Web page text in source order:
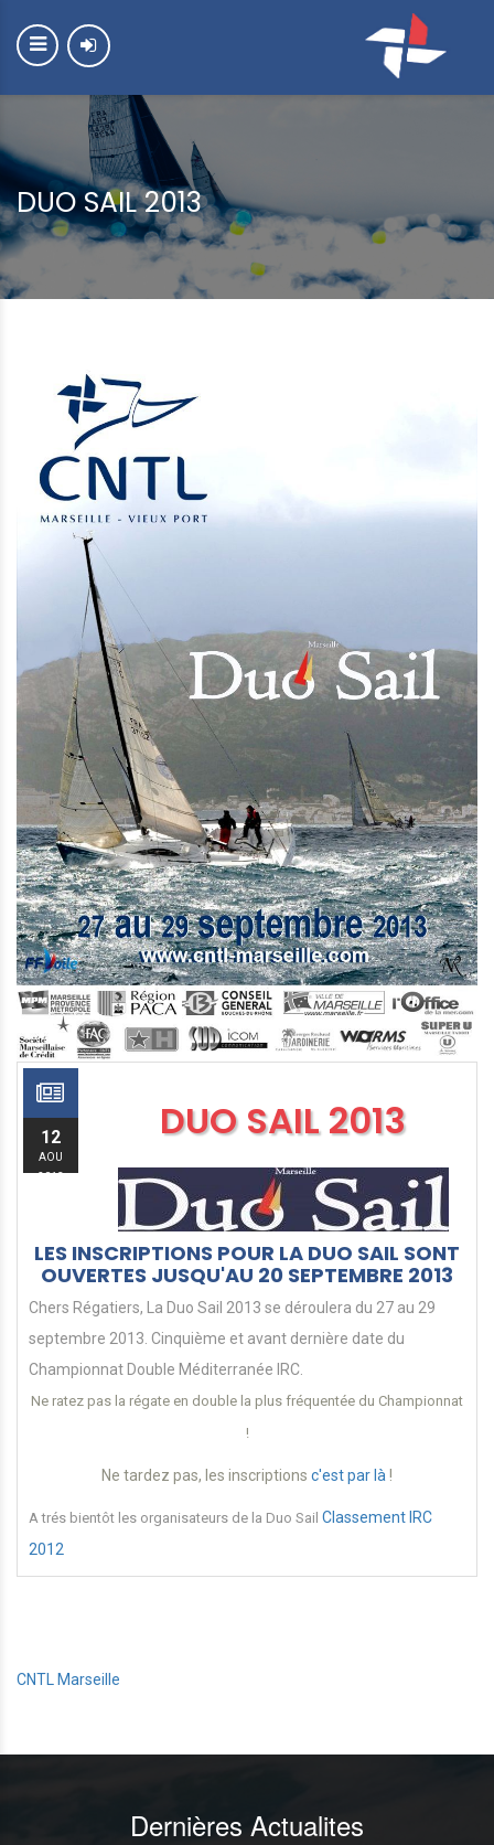
DUO SAIL 2013
12
AOU
2013
DUO SAIL 2013
LES INSCRIPTIONS POUR LA DUO SAIL SONT
OUVERTES JUSQU'AU 20 SEPTEMBRE 2013
Chers Régatiers, La Duo Sail 2013 se déroulera du 27 au 29
septembre 2013. Cinquième et avant dernière date du
Championnat Double Méditerranée IRC.
Ne ratez pas la régate en double la plus fréquentée du Championnat
!
Ne tardez pas, les inscriptions c'est par là !
A trés bientôt les organisateurs de la Duo Sail Classement IRC
2012
CNTL Marseille
Dernières Actualites